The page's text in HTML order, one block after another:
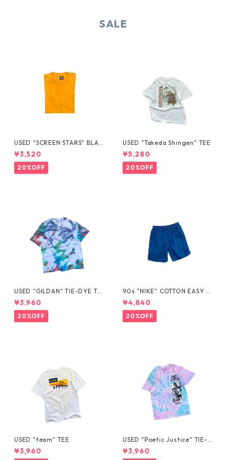
SALE
USED "SCREEN STARS" BLAN
K TEE
¥3,520
20%OFF
USED "Takeda Shingen" TEE
¥5,280
20%OFF
USED "GILDAN" TIE-DYE TE
E
¥3,960
20%OFF
90s "NIKE" COTTON EASY S
HORTS
¥4,840
20%OFF
USED "team" TEE
¥3,960
USED "Poetic Justice" TIE-D
YE TEE
¥3,960